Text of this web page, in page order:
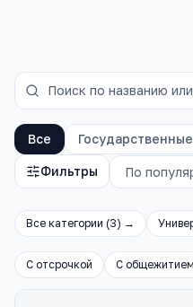
Все Государственные
Фильтры
Все категории (3) →
С отсрочкой С общежитием